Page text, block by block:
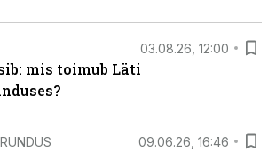
03.08.26, 12:00
mis toimub Läti
09.06.26, 16:46